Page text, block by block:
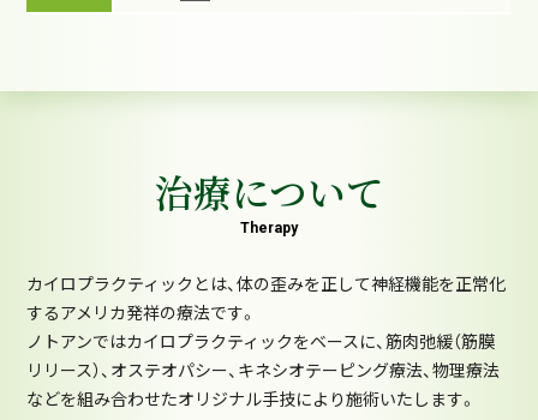
治療について
Therapy
カイロプラクティックとは、体の歪みを正して神経機能を正常化
するアメリカ発祥の療法です。
ノトアンではカイロプラクティックをベースに、筋肉弛緩（筋膜
リリース）、オステオパシー、キネシオテーピング療法、物理療法
などを組み合わせたオリジナル手技により施術いたします。